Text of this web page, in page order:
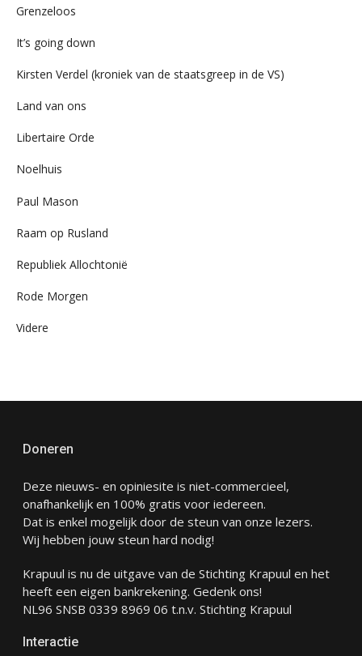
Grenzeloos
It’s going down
Kirsten Verdel (kroniek van de staatsgreep in de VS)
Land van ons
Libertaire Orde
Noelhuis
Paul Mason
Raam op Rusland
Republiek Allochtonië
Rode Morgen
Videre
Doneren
Deze nieuws- en opiniesite is niet-commercieel,
onafhankelijk en 100% gratis voor iedereen.
Dat is enkel mogelijk door de steun van onze lezers.
Wij hebben jouw steun hard nodig!
Krapuul is nu de uitgave van de Stichting Krapuul en het
heeft een eigen bankrekening. Gedenk ons!
NL96 SNSB 0339 8969 06 t.n.v. Stichting Krapuul
Interactie